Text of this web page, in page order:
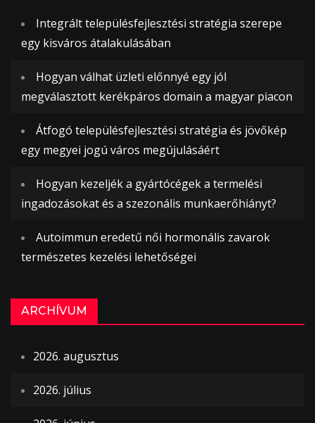
Integrált településfejlesztési stratégia szerepe
egy kisváros átalakulásában
Hogyan válhat üzleti előnnyé egy jól
megválasztott kerékpáros domain a magyar piacon
Átfogó településfejlesztési stratégia és jövőkép
egy megyei jogú város megújulásáért
Hogyan kezeljék a gyártócégek a termelési
ingadozásokat és a szezonális munkaerőhiányt?
Autoimmun eredetű női hormonális zavarok
természetes kezelési lehetőségei
ARCHÍVUM
2026. augusztus
2026. július